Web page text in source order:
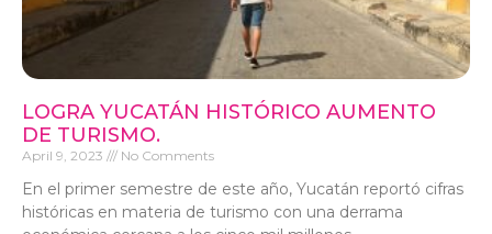
LOGRA YUCATÁN HISTÓRICO AUMENTO
DE TURISMO.
April 9, 2023 No Comments
En el primer semestre de este año, Yucatán reportó cifras
históricas en materia de turismo con una derrama